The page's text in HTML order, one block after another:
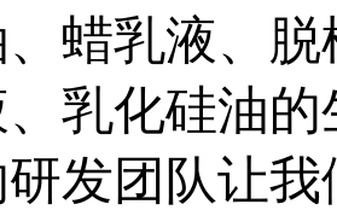
蜡乳液、
乳化硅油
发团队让